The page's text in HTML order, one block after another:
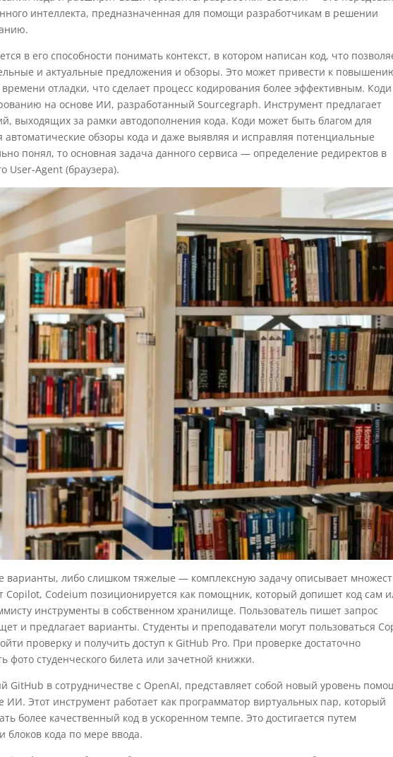
интеллекта, предназначенная для помощи разработчикам в решении
в его способности понимать контекст, в котором написан код, что
и актуальные предложения и обзоры. Это может привести к
отладки, что сделает процесс кодирования более эффективным.
на основе ИИ, разработанный Sourcegraph. Инструмент предлагает
выходящих за рамки автодополнения кода. Коди может быть благом для
автоматические обзоры кода и даже выявляя и исправляя потенциальные
понял, то основная задача данного сервиса — определение редиректов в
User-Agent (браузера).
варианты, либо слишком тяжелые — комплексную задачу описывает
Copilot, Codeium позиционируется как помощник, который допишет код сам
инструменты в собственном хранилище. Пользователь пишет запрос
и предлагает варианты. Студенты и преподаватели могут пользоваться
проверку и получить доступ к GitHub Pro. При проверке достаточно
фото студенческого билета или зачетной книжки.
GitHub в сотрудничестве с OpenAI, представляет собой новый уровень
Этот инструмент работает как программатор виртуальных пар, который
более качественный код в ускоренном темпе. Это достигается путем
блоков кода по мере ввода.